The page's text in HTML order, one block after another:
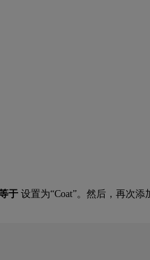
于 设置为“Coat”。然后，再次